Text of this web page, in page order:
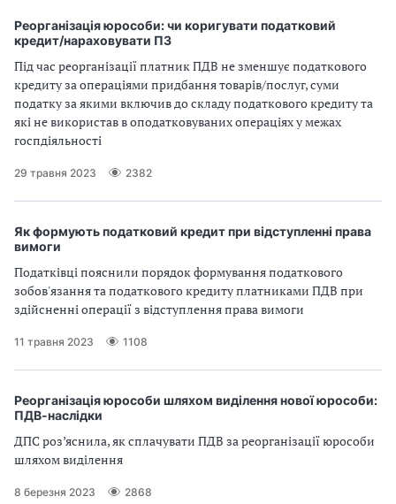
Реорганізація юрособи: чи коригувати податковий
кредит/нараховувати ПЗ
Під час реорганізації платник ПДВ не зменшує податкового
кредиту за операціями придбання товарів/послуг, суми
податку за якими включив до складу податкового кредиту та
які не використав в оподатковуваних операціях у межах
госпдіяльності
29 травня 2023 2382
Як формують податковий кредит при відступленні права
вимоги
Податківці пояснили порядок формування податкового
зобов'язання та податкового кредиту платниками ПДВ при
здійсненні операції з відступлення права вимоги
11 травня 2023 1108
Реорганізація юрособи шляхом виділення нової юрособи:
ПДВ-наслідки
ДПС роз’яснила, як сплачувати ПДВ за реорганізації юрособи
шляхом виділення
8 березня 2023 2868